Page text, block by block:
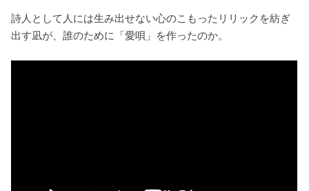
詩人として人には生み出せない心のこもったリリックを紡ぎ
出す凪が、誰のために「愛唄」を作ったのか。